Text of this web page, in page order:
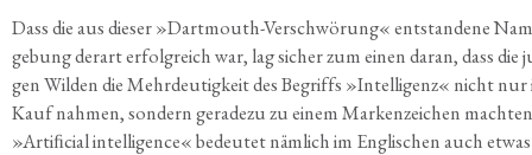
Dass die aus die­ser »Dart­mouth-Ver­schwö­rung« ent­stan­de­ne
ge­bung der­art erfolg­reich war, lag sicher zum einen dar­an, dass die
gen Wil­den die Mehr­deu­tig­keit des Begriffs »Intel­li­genz« nicht nur
Kauf nah­men, son­dern gera­de­zu zu einem Mar­ken­zei­chen
»Artiﬁcial intel­li­gence« bedeu­tet näm­lich im Eng­li­schen auch